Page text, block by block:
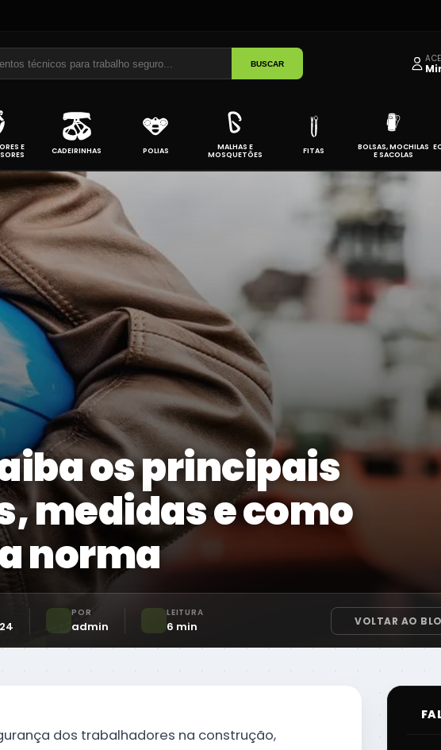
BUSCAR
E
CADEIRINHAS POLIAS
MALHAS E
MOSQUETÕES
FITAS
BOLSAS, MOCHILAS
E SACOLAS
os principais
medidas e como
norma
POR
admin
LEITURA
6 min VOLTAR AO
dos trabalhadores na construção,